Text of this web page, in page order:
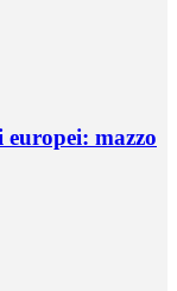
mazzo